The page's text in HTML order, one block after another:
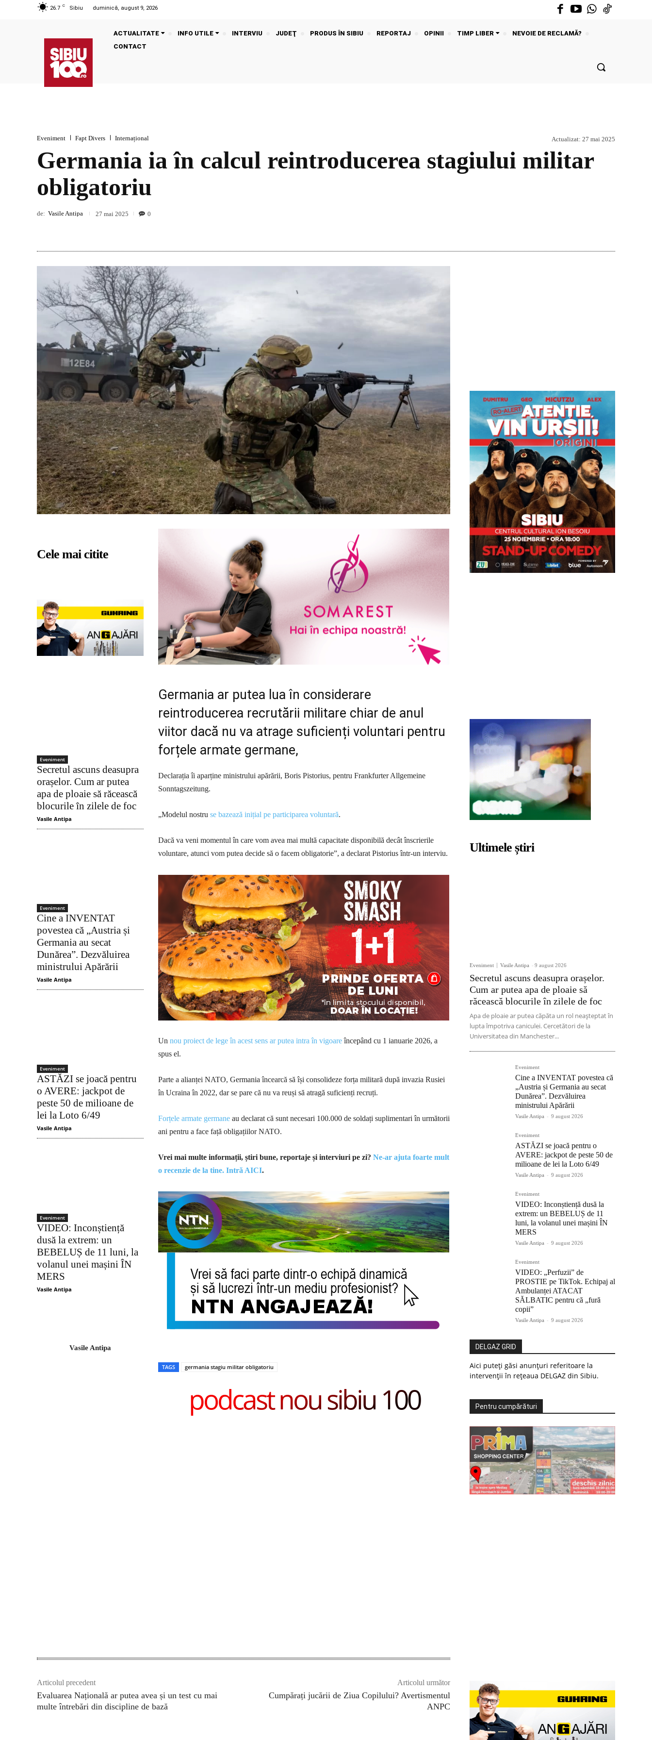
26.7 C Sibiu duminică, august 9, 2026
ACTUALITATE INFO UTILE INTERVIU JUDEŢ PRODUS ÎN SIBIU REPORTAJ OPINII TIMP LIBER
NEVOIE DE RECLAMĂ?
CONTACT
Eveniment Fapt Divers Internațional Actualizat: 27 mai 2025
Germania ia în calcul reintroducerea stagiului militar
obligatoriu
de: Vasile Antipa 27 mai 2025 0
Cele mai citite
Eveniment
Secretul ascuns deasupra
orașelor. Cum ar putea
apa de ploaie să răcească
blocurile în zilele de foc
Vasile Antipa
Eveniment
Cine a INVENTAT
povestea că „Austria și
Germania au secat
Dunărea”. Dezvăluirea
ministrului Apărării
Vasile Antipa
Eveniment
ASTĂZI se joacă pentru
o AVERE: jackpot de
peste 50 de milioane de
lei la Loto 6/49
Vasile Antipa
Eveniment
VIDEO: Inconștiență
dusă la extrem: un
BEBELUȘ de 11 luni, la
volanul unei mașini ÎN
MERS
Vasile Antipa
Vasile Antipa
Germania ar putea lua în considerare
reintroducerea recrutării militare chiar de anul
viitor dacă nu va atrage suficienți voluntari pentru
forțele armate germane,
Declarația îi aparține ministrului apărării, Boris Pistorius, pentru Frankfurter Allgemeine
Sonntagszeitung.
„Modelul nostru se bazează inițial pe participarea voluntară.
Dacă va veni momentul în care vom avea mai multă capacitate disponibilă decât înscrierile
voluntare, atunci vom putea decide să o facem obligatorie”, a declarat Pistorius într-un interviu.
Un nou proiect de lege în acest sens ar putea intra în vigoareîncepând cu 1 ianuarie 2026, a
spus el.
Parte a alianței NATO, Germania încearcă să își consolideze forța militară după invazia Rusiei
în Ucraina în 2022, dar se pare că nu va reuși să atragă suficienți recruți.
Forțele armate germane au declarat că sunt necesari 100.000 de soldați suplimentari în următorii
ani pentru a face față obligațiilor NATO.
Vrei mai multe informații, știri bune, reportaje și interviuri pe zi? Ne-ar ajuta foarte mult
o recenzie de la tine. Intră AICI.
TAGS germania stagiu militar obligatoriu
podcast nou sibiu 100
Ultimele știri
Eveniment Vasile Antipa - 9 august 2026
Secretul ascuns deasupra orașelor.
Cum ar putea apa de ploaie să
răcească blocurile în zilele de foc
Apa de ploaie ar putea căpăta un rol neașteptat în
lupta împotriva caniculei. Cercetători de la
Universitatea din Manchester...
Eveniment
Cine a INVENTAT povestea că
„Austria și Germania au secat
Dunărea”. Dezvăluirea
ministrului Apărării
Vasile Antipa - 9 august 2026
Eveniment
ASTĂZI se joacă pentru o
AVERE: jackpot de peste 50 de
milioane de lei la Loto 6/49
Vasile Antipa - 9 august 2026
Eveniment
VIDEO: Inconștiență dusă la
extrem: un BEBELUȘ de 11
luni, la volanul unei mașini ÎN
MERS
Vasile Antipa - 9 august 2026
Eveniment
VIDEO: „Perfuzii” de
PROSTIE pe TikTok. Echipaj al
Ambulanței ATACAT
SĂLBATIC pentru că „fură
copii”
Vasile Antipa - 9 august 2026
DELGAZ GRID
Aici puteți găsi anunțuri referitoare la
intervenții în rețeaua DELGAZ din Sibiu.
Pentru cumpărături
Articolul precedent
Evaluarea Națională ar putea avea și un test cu mai
multe întrebări din discipline de bază
Articolul următor
Cumpărați jucării de Ziua Copilului? Avertismentul
ANPC